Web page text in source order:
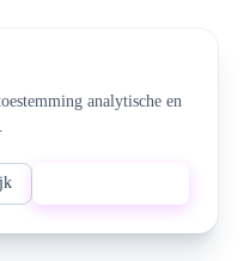
analytische en